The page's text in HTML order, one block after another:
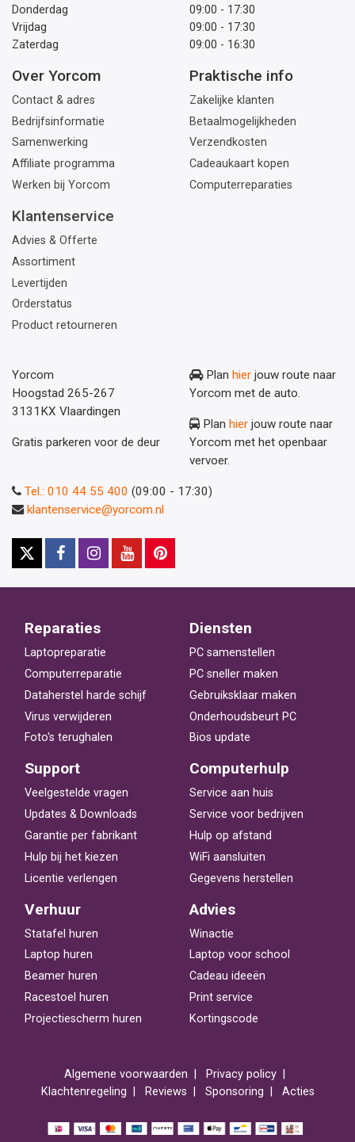
Donderdag
09:00 - 17:30
Vrijdag
09:00 - 17:30
Zaterdag
09:00 - 16:30
Over Yorcom
Contact & adres
Bedrijfsinformatie
Samenwerking
Affiliate programma
Werken bij Yorcom
Praktische info
Zakelijke klanten
Betaalmogelijkheden
Verzendkosten
Cadeaukaart kopen
Computerreparaties
Klantenservice
Advies & Offerte
Assortiment
Levertijden
Orderstatus
Product retourneren
Yorcom
Hoogstad 265-267
3131KX Vlaardingen
Gratis parkeren voor de deur
Plan hier jouw route naar
Yorcom met de auto.
Plan hier jouw route naar
Yorcom met het openbaar
vervoer.
Tel.: 010 44 55 400 (09:00 - 17:30)
klantenservice@yorcom.nl
Reparaties
Laptopreparatie
Computerreparatie
Dataherstel harde schijf
Virus verwijderen
Foto's terughalen
Diensten
PC samenstellen
PC sneller maken
Gebruiksklaar maken
Onderhoudsbeurt PC
Bios update
Support
Veelgestelde vragen
Updates & Downloads
Garantie per fabrikant
Hulp bij het kiezen
Licentie verlengen
Computerhulp
Service aan huis
Service voor bedrijven
Hulp op afstand
WiFi aansluiten
Gegevens herstellen
Verhuur
Statafel huren
Laptop huren
Beamer huren
Racestoel huren
Projectiescherm huren
Advies
Winactie
Laptop voor school
Cadeau ideeën
Print service
Kortingscode
Algemene voorwaarden
Privacy policy
Klachtenregeling
Reviews Sponsoring Acties